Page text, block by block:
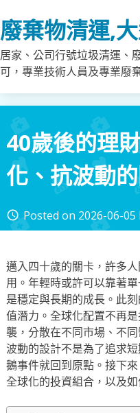
to
content
廢棄物清運,
居家、公司行號垃圾清運、
可，專業技術人員及專業廢
40歲後的理
化、抗波動
access_time Posted on 2026-06-05
邁入四十歲的關卡，許多
用。年輕時或許可以靠著
是穩定與長期的成長。此
值潛力。全球化配置不再
襲，分散在不同市場、不
波動的設計不是為了追求
鵝事件就回到原點。接下
全球化的投資組合，以及